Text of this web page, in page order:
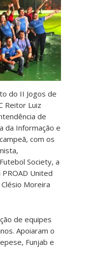
do II Jogos de
Reitor Luiz
de
da Informação e
com os
Society, a
United
Moreira
de equipes
Apoiaram o
Funjab e